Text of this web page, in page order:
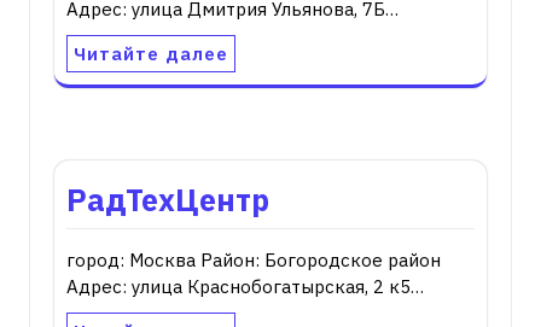
Адрес: улица Дмитрия Ульянова, 7Б…
Читайте далее
РадТехЦентр
город: Москва Район: Богородское район
Адрес: улица Краснобогатырская, 2 к5…